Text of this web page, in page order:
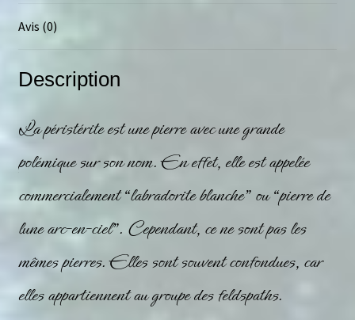
Avis (0)
Description
La péristérite est une pierre avec une grande
polémique sur son nom. En effet, elle est appelée
commercialement “labradoriteblanche” ou “pierre de
lunearc-en-ciel”. Cependant, ce ne sont pas les
mêmes pierres. Elles sont souvent confondues, car
elles appartiennent au groupe des feldspaths.